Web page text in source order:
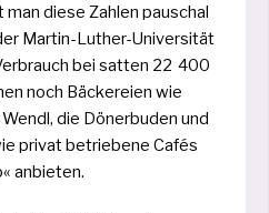
die­se Zahlen pau­schal
Martin-Luther-Universität
bei sat­ten 22 400
noch Bäckereien wie
die Dönerbuden und
pri­vat betrie­be­ne Cafés
anbieten.